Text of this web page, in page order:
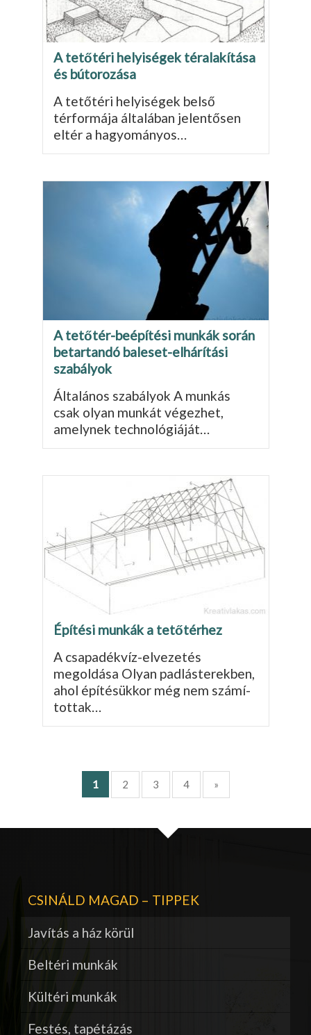
A tetőtéri helyiségek téralakítása
és bútorozása
A tetőtéri helyiségek belső
térformája általában jelentősen
eltér a hagyományos…
A tetőtér-beépítési munkák során
betartandó baleset-elhárítási
szabályok
Általános szabályok A munkás
csak olyan munkát végezhet,
amelynek tech­nológiáját…
Építési munkák a tetőtérhez
A csapadékvíz-elvezetés
megoldása Olyan padlásterekben,
ahol építésükkor még nem számí­
tottak…
1 2 3 4 »
CSINÁLD MAGAD – TIPPEK
Javítás a ház körül
Beltéri munkák
Kültéri munkák
Festés, tapétázás